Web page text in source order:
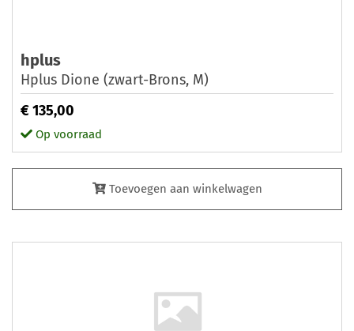
hplus
Hplus Dione (zwart-Brons, M)
€ 135,00
Op voorraad
Toevoegen aan winkelwagen